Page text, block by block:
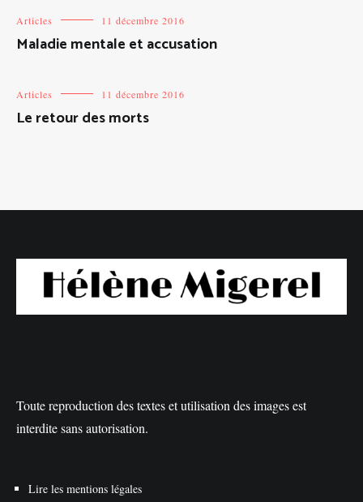
Articles 11 décembre 2016
Maladie mentale et accusation
Articles 11 décembre 2016
Le retour des morts
Toute reproduction des textes et utilisation des images est
interdite sans autorisation.
Lire les mentions légales